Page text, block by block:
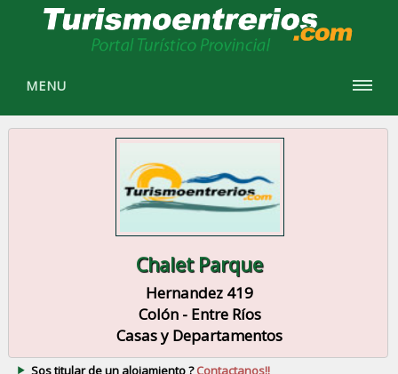
MENU
Chalet Parque
Hernandez 419
Colón - Entre Ríos
Casas y Departamentos
Sos titular de un alojamiento ?Contactanos!!